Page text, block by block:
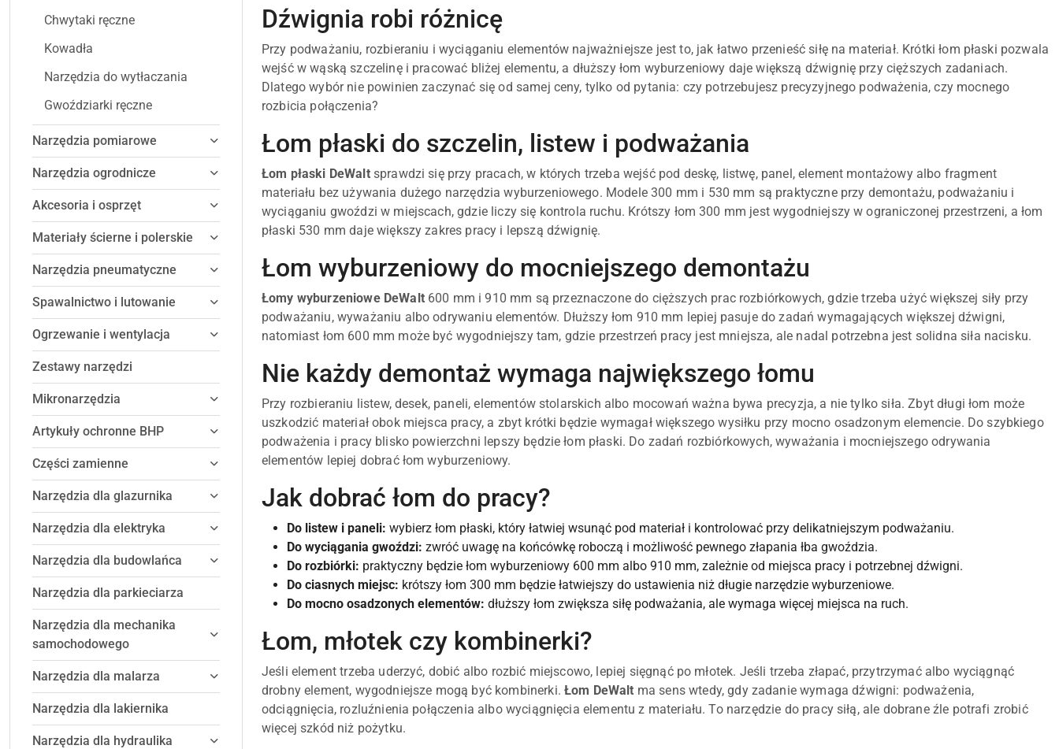
Chwytaki ręczne
Kowadła
Narzędzia do wytłaczania
Gwoździarki ręczne
Narzędzia pomiarowe
Narzędzia ogrodnicze
Akcesoria i osprzęt
Materiały ścierne i polerskie
Narzędzia pneumatyczne
Spawalnictwo i lutowanie
Ogrzewanie i wentylacja
Zestawy narzędzi
Mikronarzędzia
Artykuły ochronne BHP
Części zamienne
Narzędzia dla glazurnika
Narzędzia dla elektryka
Narzędzia dla budowlańca
Narzędzia dla parkieciarza
Narzędzia dla mechanika
samochodowego
Narzędzia dla malarza
Narzędzia dla lakiernika
Narzędzia dla hydraulika
obniżką
Dźwignia robi różnicę
Przy podważaniu, rozbieraniu i wyciąganiu elementów najważniejsze jest to, jak łatwo przenieść siłę na materiał. Krótki łom płaski pozwala
wejść w wąską szczelinę i pracować bliżej elementu, a dłuższy łom wyburzeniowy daje większą dźwignię przy cięższych zadaniach.
Dlatego wybór nie powinien zaczynać się od samej ceny, tylko od pytania: czy potrzebujesz precyzyjnego podważenia, czy mocnego
rozbicia połączenia?
Łom płaski do szczelin, listew i podważania
Łom płaski DeWaltsprawdzi się przy pracach, w których trzeba wejść pod deskę, listwę, panel, element montażowy albo fragment
materiału bez używania dużego narzędzia wyburzeniowego. Modele 300 mm i 530 mm są praktyczne przy demontażu, podważaniu i
wyciąganiu gwoździ w miejscach, gdzie liczy się kontrola ruchu. Krótszy łom 300 mm jest wygodniejszy w ograniczonej przestrzeni, a łom
płaski 530 mm daje większy zakres pracy i lepszą dźwignię.
Łom wyburzeniowy do mocniejszego demontażu
Łomy wyburzeniowe DeWalt600 mm i 910 mm są przeznaczone do cięższych prac rozbiórkowych, gdzie trzeba użyć większej siły przy
podważaniu, wyważaniu albo odrywaniu elementów. Dłuższy łom 910 mm lepiej pasuje do zadań wymagających większej dźwigni,
natomiast łom 600 mm może być wygodniejszy tam, gdzie przestrzeń pracy jest mniejsza, ale nadal potrzebna jest solidna siła nacisku.
Nie każdy demontaż wymaga największego łomu
Przy rozbieraniu listew, desek, paneli, elementów stolarskich albo mocowań ważna bywa precyzja, a nie tylko siła. Zbyt długi łom może
uszkodzić materiał obok miejsca pracy, a zbyt krótki będzie wymagał większego wysiłku przy mocno osadzonym elemencie. Do szybkiego
podważenia i pracy blisko powierzchni lepszy będzie łom płaski. Do zadań rozbiórkowych, wyważania i mocniejszego odrywania
elementów lepiej dobrać łom wyburzeniowy.
Jak dobrać łom do pracy?
Do listew i paneli: wybierz łom płaski, który łatwiej wsunąć pod materiał i kontrolować przy delikatniejszym podważaniu.
Do wyciągania gwoździ: zwróć uwagę na końcówkę roboczą i możliwość pewnego złapania łba gwoździa.
Do rozbiórki: praktyczny będzie łom wyburzeniowy 600 mm albo 910 mm, zależnie od miejsca pracy i potrzebnej dźwigni.
Do ciasnych miejsc: krótszy łom 300 mm będzie łatwiejszy do ustawienia niż długie narzędzie wyburzeniowe.
Do mocno osadzonych elementów: dłuższy łom zwiększa siłę podważania, ale wymaga więcej miejsca na ruch.
Łom, młotek czy kombinerki?
Jeśli element trzeba uderzyć, dobić albo rozbić miejscowo, lepiej sięgnąć po młotek. Jeśli trzeba złapać, przytrzymać albo wyciągnąć
drobny element, wygodniejsze mogą być kombinerki.Łom DeWalt ma sens wtedy, gdy zadanie wymaga dźwigni: podważenia,
odciągnięcia, rozluźnienia połączenia albo wyciągnięcia elementu z materiału. To narzędzie do pracy siłą, ale dobrane źle potrafi zrobić
więcej szkód niż pożytku.